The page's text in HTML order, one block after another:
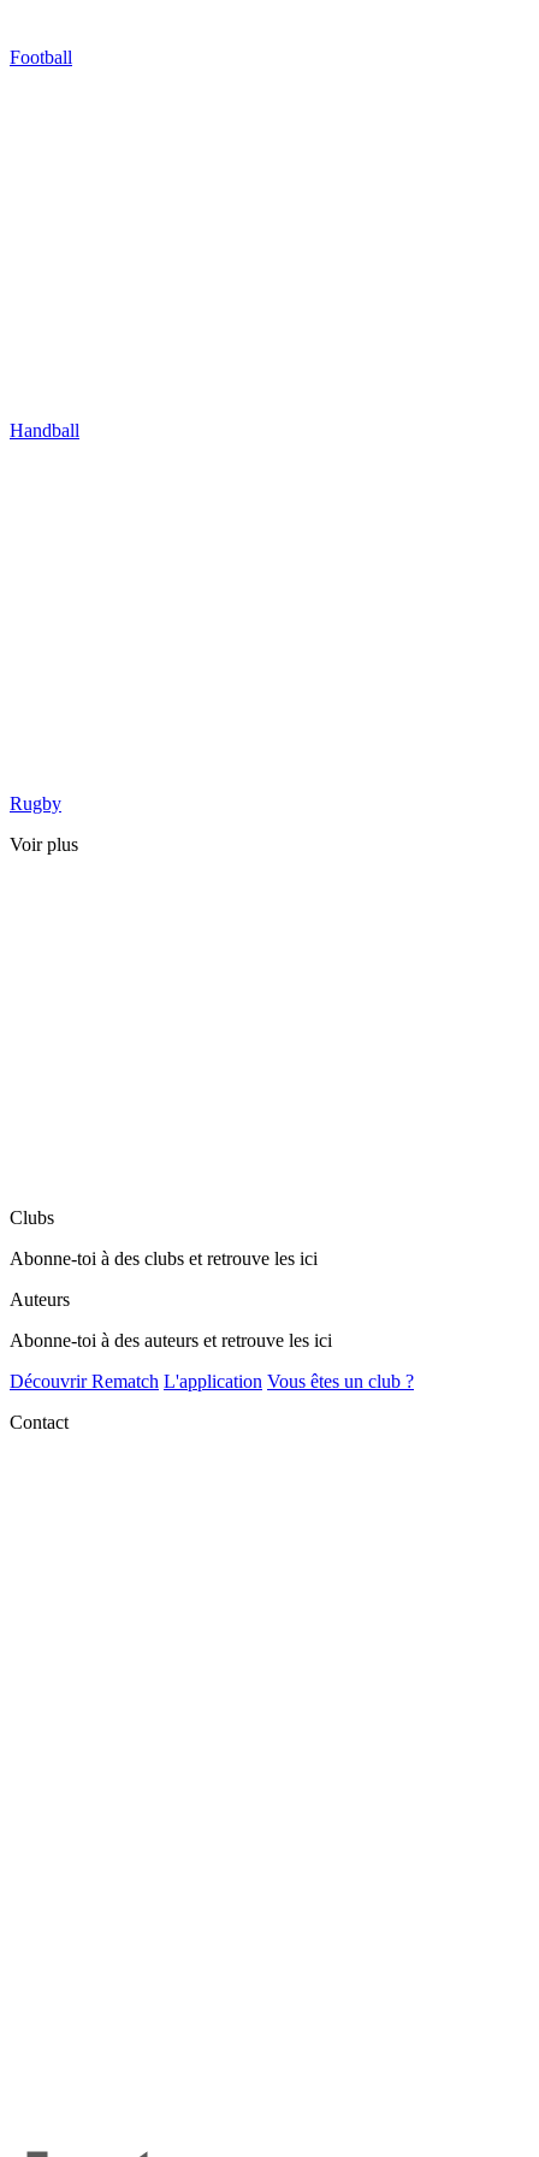
Football
Handball
Rugby
Voir plus
Clubs
Abonne-toi à des clubs et retrouve les ici
Auteurs
Abonne-toi à des auteurs et retrouve les ici
Découvrir Rematch L'application Vous êtes un club ?
Contact